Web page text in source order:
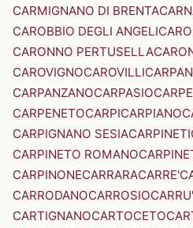
CARMIGNANO DI BRENTA
CAROBBIO DEGLI ANGELI
CARONNO PERTUSELLA
CAROVIGNOCAROVILLI
CARPANZANOCARPASIO
CARPENETOCARPICARPIANO
CARPIGNANO SESIACARPINETI
CARPINETO ROMANO
CARPINONECARRARACARRE'
CARRODANOCARROSIOCARRU'
CARTIGNANOCARTOCETO